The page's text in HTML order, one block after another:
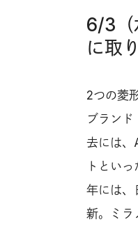
6/3（
に取
2つの菱
ブラン
去には、
トとい
年には、
新。ミラ